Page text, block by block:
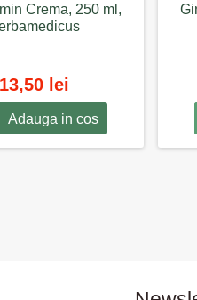
Crema, 250 ml,
13,50 lei
Adauga in cos